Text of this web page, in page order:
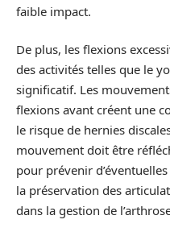
faible impact.
De plus, les flexions
des activités telles que le
significatif. Les
flexions avant créent une
le risque de hernies
mouvement doit être
pour prévenir
la préservation des
dans la gestion de